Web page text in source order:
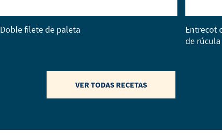
Doble filete de paleta
Entrecot
de rúcula
VER TODAS RECETAS